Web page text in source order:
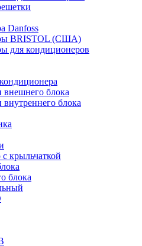
Danfoss
BRISTOL (США)
для кондиционеров
внешнего блока
блока
крыльчаткой
блока